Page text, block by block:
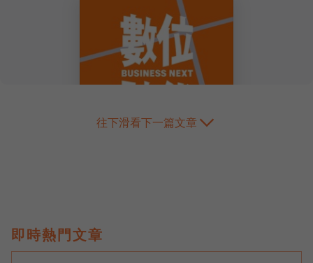
往下滑看下一篇文章
即時熱門文章